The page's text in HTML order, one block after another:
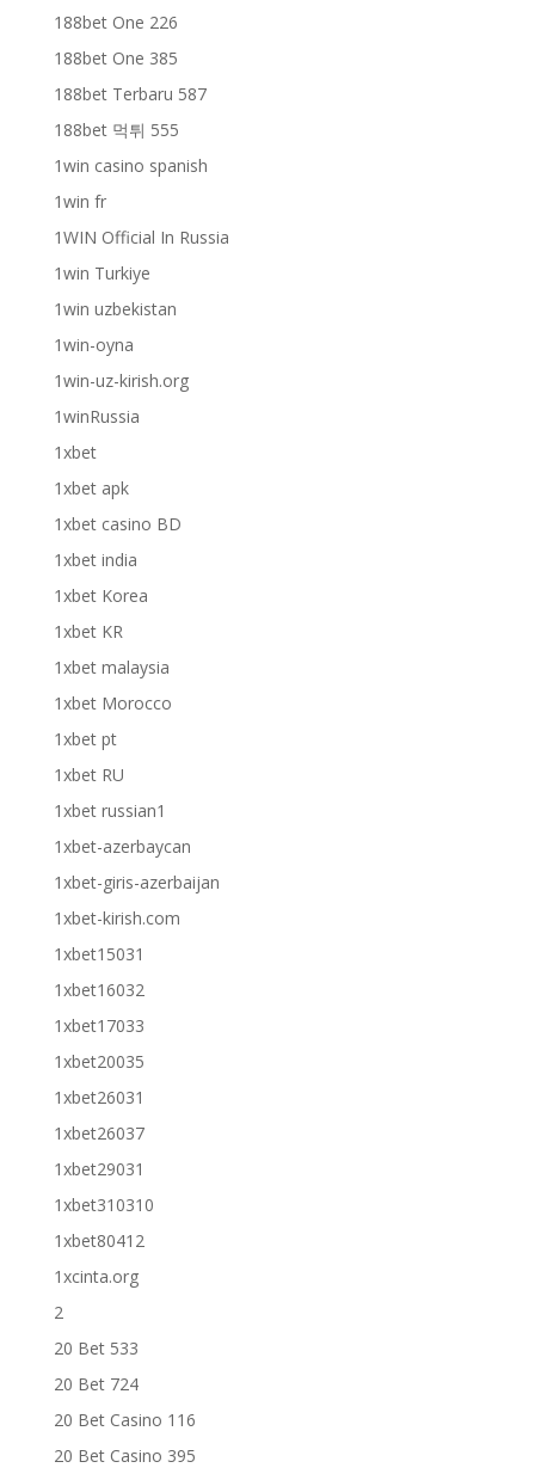
188bet One 226
188bet One 385
188bet Terbaru 587
188bet 먹튀 555
1win casino spanish
1win fr
1WIN Official In Russia
1win Turkiye
1win uzbekistan
1win-oyna
1win-uz-kirish.org
1winRussia
1xbet
1xbet apk
1xbet casino BD
1xbet india
1xbet Korea
1xbet KR
1xbet malaysia
1xbet Morocco
1xbet pt
1xbet RU
1xbet russian1
1xbet-azerbaycan
1xbet-giris-azerbaijan
1xbet-kirish.com
1xbet15031
1xbet16032
1xbet17033
1xbet20035
1xbet26031
1xbet26037
1xbet29031
1xbet310310
1xbet80412
1xcinta.org
2
20 Bet 533
20 Bet 724
20 Bet Casino 116
20 Bet Casino 395